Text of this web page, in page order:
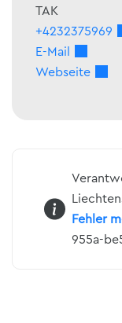
TAK
+4232375969
E-Mail
Webseite
Fehler
955a-